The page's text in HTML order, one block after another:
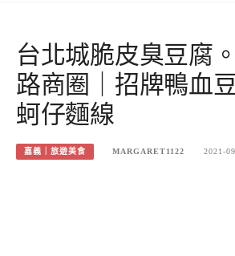
台北城脆皮臭豆腐
路商圈｜招牌鴨血
蚵仔麵線
嘉義｜旅遊美食 MARGARET1122 2021-